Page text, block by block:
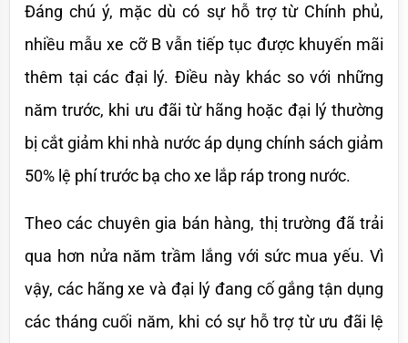
Đáng chú ý, mặc dù có sự hỗ trợ từ Chính phủ,
nhiều mẫu xe cỡ B vẫn tiếp tục được khuyến mãi
thêm tại các đại lý. Điều này khác so với những
năm trước, khi ưu đãi từ hãng hoặc đại lý thường
bị cắt giảm khi nhà nước áp dụng chính sách giảm
50% lệ phí trước bạ cho xe lắp ráp trong nước.
Theo các chuyên gia bán hàng, thị trường đã trải
qua hơn nửa năm trầm lắng với sức mua yếu. Vì
vậy, các hãng xe và đại lý đang cố gắng tận dụng
các tháng cuối năm, khi có sự hỗ trợ từ ưu đãi lệ